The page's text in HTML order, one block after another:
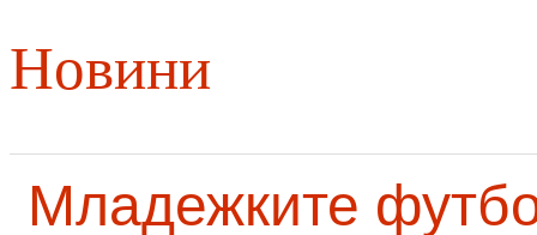
Новини
Младежките